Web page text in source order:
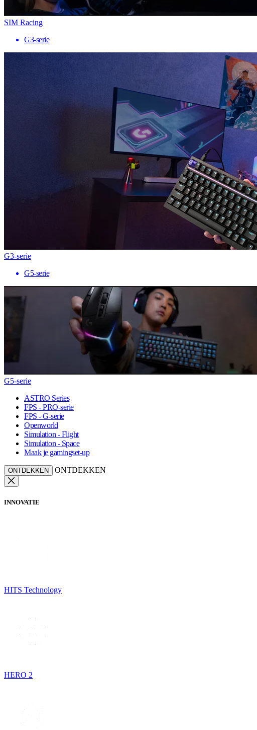
SIM Racing
G3-serie
G3-serie
G5-serie
G5-serie
ASTRO Series
FPS - PRO-serie
FPS - G-serie
Openworld
Simulation - Flight
Simulation - Space
Maak je gamingset-up
ONTDEKKEN ONTDEKKEN
INNOVATIE
HITS Technology
HERO 2